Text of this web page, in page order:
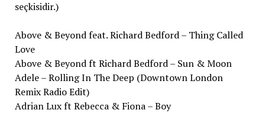
seçkisidir.)
Above & Beyond feat. Richard Bedford – Thing Called
Love
Above & Beyond ft Richard Bedford – Sun & Moon
Adele – Rolling In The Deep (Downtown London
Remix Radio Edit)
Adrian Lux ft Rebecca & Fiona – Boy